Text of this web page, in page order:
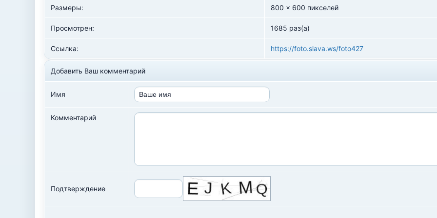
Размеры: 800 x 600 пикселей
Просмотрен: 1685 раз(а)
Ссылка: https://foto.slava.ws/foto427
Добавить Ваш комментарий
Имя
Комментарий
Подтверждение